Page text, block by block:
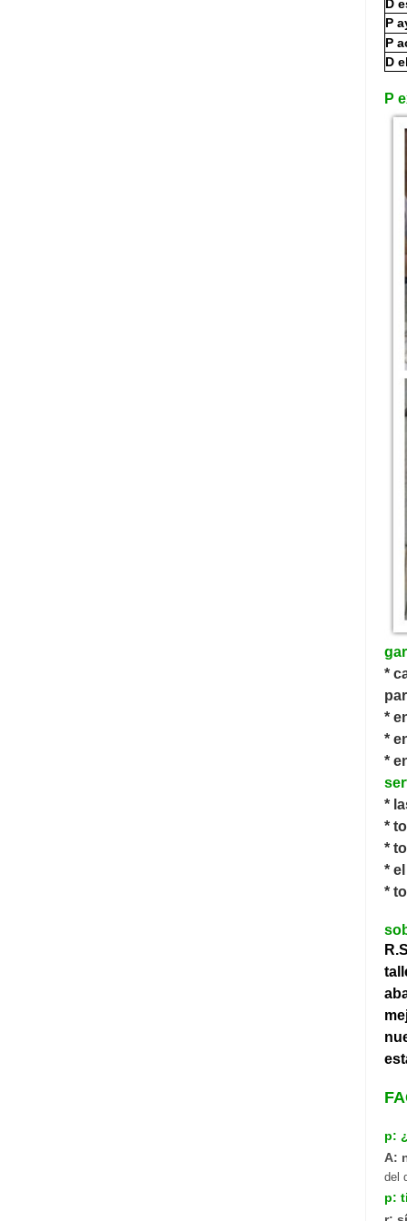
D
P
P
D
P
*
*
*
*
*
*
*
*
*
p:
A:
del
p: